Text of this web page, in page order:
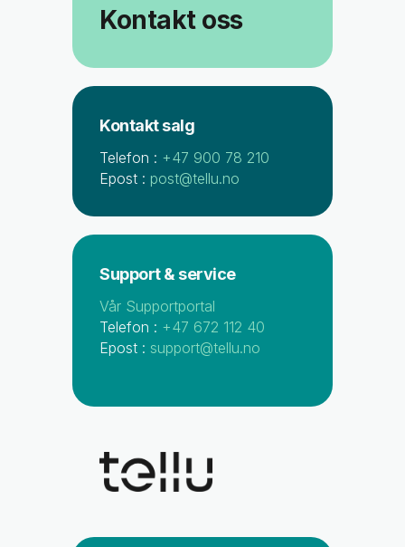
Kontakt oss
Kontakt salg
Telefon : +47 900 78 210
Epost : post@tellu.no
Support & service
Vår Supportportal
Telefon : +47 672 112 40
Epost : support@tellu.no